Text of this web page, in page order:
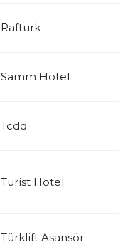
Rafturk
Samm Hotel
Tcdd
Turist Hotel
Türklift Asansör